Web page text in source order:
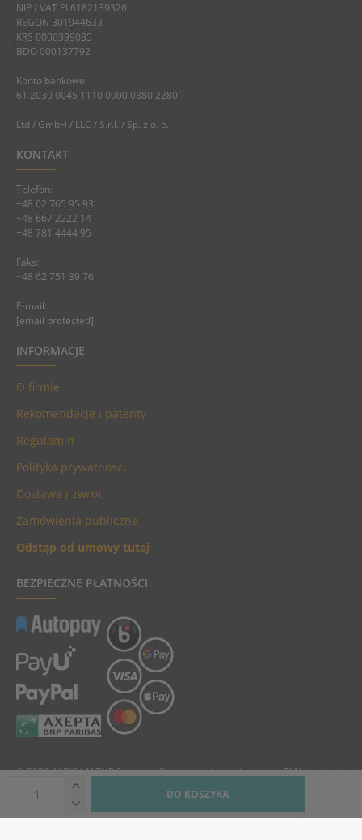
DO KOSZYKA
NIP / VAT PL6182139326
REGON 301944633
KRS 0000399035
BDO 000137792
Konto bankowe:
61 2030 0045 1110 0000 0380 2280
Ltd / GmbH / LLC / S.r.l. / Sp. z o. o.
KONTAKT
Telefon:
+48 62 765 95 93
+48 667 2222 14
+48 781 4444 95
Faks:
+48 62 751 39 76
E-mail:
[email protected]
INFORMACJE
O firmie
Rekomendacje i patenty
Regulamin
Polityka prywatności
Dostawa i zwrot
Zamówienia publiczne
Odstąp od umowy tutaj
BEZPIECZNE PŁATNOŚCI
© 2026 ALBIS MAZUR Sp. z o.o. Ceny towarów podane są w PLN, zawierają
podatek VAT i nie zawierają kosztów dostawy.